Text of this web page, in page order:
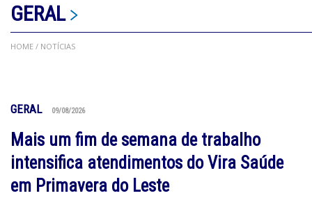
GERAL
HOME / NOTÍCIAS
GERAL 09/08/2026
Mais um fim de semana de trabalho
intensifica atendimentos do Vira Saúde
em Primavera do Leste